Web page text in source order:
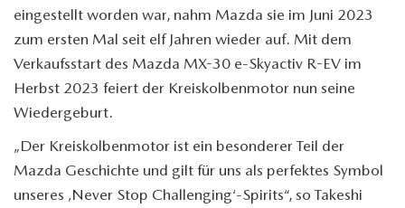
eingestellt worden war, nahm Mazda sie im Juni 2023
zum ersten Mal seit elf Jahren wieder auf. Mit dem
Verkaufsstart des Mazda MX-30 e-Skyactiv R-EV im
Herbst 2023 feiert der Kreiskolbenmotor nun seine
Wiedergeburt.
„Der Kreiskolbenmotor ist ein besonderer Teil der
Mazda Geschichte und gilt für uns als perfektes Symbol
unseres ‚Never Stop Challenging‘-Spirits“, so Takeshi